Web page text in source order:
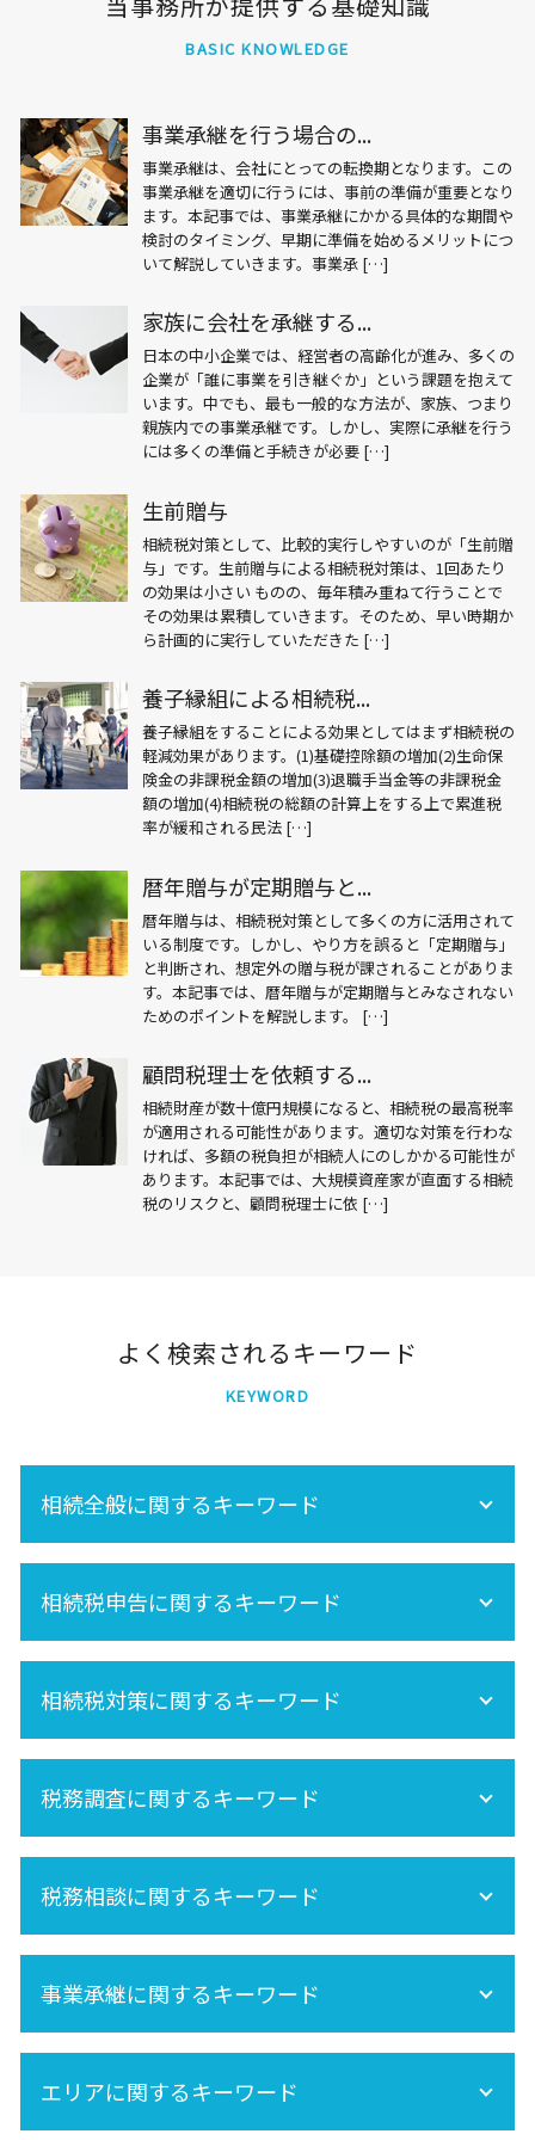
BASIC KNOWLEDGE
事業承継を行う場合の...
事業承継は、会社にとっての転換期となります。この
事業承継を適切に行うには、事前の準備が重要となり
ます。本記事では、事業承継にかかる具体的な期間や
検討のタイミング、早期に準備を始めるメリットにつ
いて解説していきます。事業承 […]
家族に会社を承継する...
日本の中小企業では、経営者の高齢化が進み、多くの
企業が「誰に事業を引き継ぐか」という課題を抱えて
います。中でも、最も一般的な方法が、家族、つまり
親族内での事業承継です。しかし、実際に承継を行う
には多くの準備と手続きが必要 […]
生前贈与
相続税対策として、比較的実行しやすいのが「生前贈
与」です。生前贈与による相続税対策は、1回あたり
の効果は小さい ものの、毎年積み重ねて行うことで
その効果は累積していきます。そのため、早い時期か
ら計画的に実行していただきた […]
養子縁組による相続税...
養子縁組をすることによる効果としてはまず相続税の
軽減効果があります。(1)基礎控除額の増加(2)生命保
険金の非課税金額の増加(3)退職手当金等の非課税金
額の増加(4)相続税の総額の計算上をする上で累進税
率が緩和される民法 […]
暦年贈与が定期贈与と...
暦年贈与は、相続税対策として多くの方に活用されて
いる制度です。しかし、やり方を誤ると「定期贈与」
と判断され、想定外の贈与税が課されることがありま
す。本記事では、暦年贈与が定期贈与とみなされない
ためのポイントを解説します。 […]
顧問税理士を依頼する...
相続財産が数十億円規模になると、相続税の最高税率
が適用される可能性があります。適切な対策を行わな
ければ、多額の税負担が相続人にのしかかる可能性が
あります。本記事では、大規模資産家が直面する相続
税のリスクと、顧問税理士に依 […]
よく検索されるキーワード
KEYWORD
相続全般に関するキーワード
保険金 相続
相続 不動産登記
遺産相続 所得税
内縁 相続
再婚 相続
相続税 不動産
未成年 相続
遺産分割 税金
空き家 対策 特別措置法
相続税申告に関するキーワード
相続税申告
相続税 申告 自分で
準確定申告 書き方
準確定申告 必要書類
相続税対策に関するキーワード
生命保険 相続税
相続時精算課税制度 手続き
死亡保険金 相続税
相続税 計算
相続税 非課税
生前贈与 非課税
相続税対策
相続税 土地
相続税 基礎控除
小規模宅地の特例
税務調査に関するキーワード
法人 税務調査
相続税 税務調査 時期
相続税 税務調査 いくら 以上
税務調査 時期
税務相談に関するキーワード
事業承継に関するキーワード
事業承継は早目の対策が重要!
エリアに関するキーワード